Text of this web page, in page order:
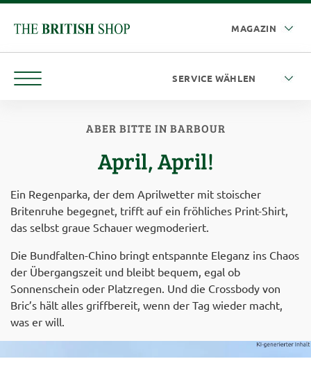
ABER BITTE IN BARBOUR
April, April!
Ein Regenparka, der dem Aprilwetter mit stoischer
Britenruhe begegnet, trifft auf ein fröhliches Print-Shirt,
das selbst graue Schauer wegmoderiert.
Die Bundfalten-Chino bringt entspannte Eleganz ins Chaos
der Übergangszeit und bleibt bequem, egal ob
Sonnenschein oder Platzregen. Und die Crossbody von
Bric’s hält alles griffbereit, wenn der Tag wieder macht,
was er will.